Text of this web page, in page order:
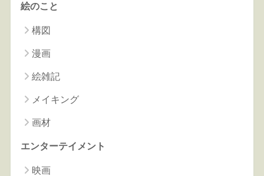
絵のこと
構図
漫画
絵雑記
メイキング
画材
エンターテイメント
映画